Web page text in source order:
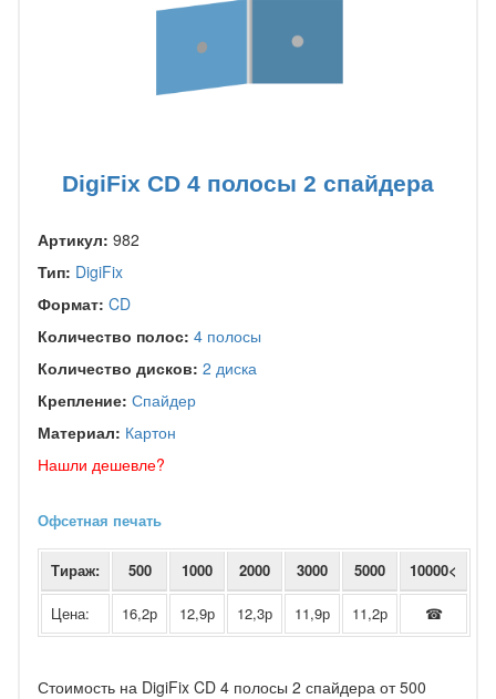
DigiFix CD 4 полосы 2 спайдера
Артикул: 982
Тип: DigiFix
Формат: CD
Количество полос: 4 полосы
Количество дисков: 2 диска
Крепление: Спайдер
Материал: Картон
Нашли дешевле?
Офсетная печать
Тираж: 500 1000 2000 3000 5000 10000<
Цена: 16,2р 12,9р 12,3р 11,9р 11,2р ☎
Стоимость на DigiFix CD 4 полосы 2 спайдера от 500